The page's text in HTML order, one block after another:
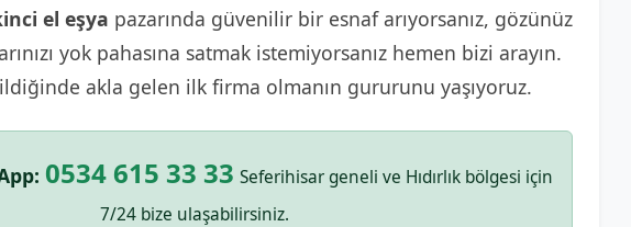
el eşya pazarında güvenilir bir esnaf arıyorsanız, gözünüz
yok pahasına satmak istemiyorsanız hemen bizi arayın.
akla gelen ilk firma olmanın gururunu yaşıyoruz.
0534 615 33 33 Seferihisar geneli ve Hıdırlık bölgesi için
7/24 bize ulaşabilirsiniz.